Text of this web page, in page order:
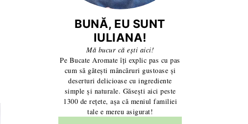
BUNĂ, EU SUNT
IULIANA!
Mă bucur că ești aici!
Pe Bucate Aromate îți explic pas cu pas
cum să gătești mâncăruri gustoase și
deserturi delicioase cu ingrediente
simple și naturale. Găsești aici peste
1300 de rețete, așa că meniul familiei
tale e mereu asigurat!